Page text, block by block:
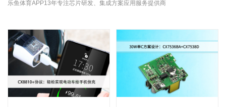
乐鱼体育APP13年专注芯片研发、集成方案应用服务提供商